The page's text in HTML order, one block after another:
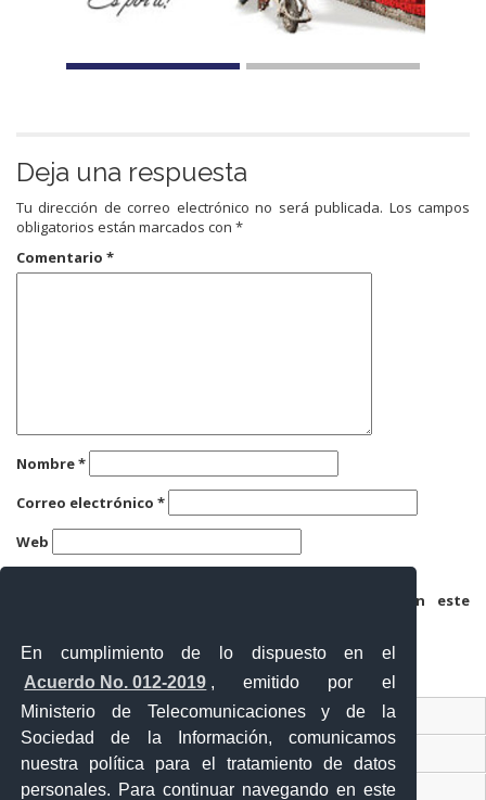
En cumplimiento de lo dispuesto en el
Acuerdo No. 012-2019 , emitido por el
Ministerio de Telecomunicaciones y de la
Sociedad de la Información, comunicamos
nuestra política para el tratamiento de datos
personales. Para continuar navegando en este
Deja una respuesta
Tu dirección de correo electrónico no será publicada. Los campos
obligatorios están marcados con *
Comentario *
Nombre*
Correo electrónico *
Web
Guarda mi nombre, correo electrónico y web en este
Ventanilla Única Virtual
Ventanilla Única de Comercio Exterior
Gobierno Abierto